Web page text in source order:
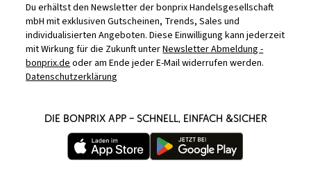
Du erhältst den Newsletter der bonprix Handelsgesellschaft
mbH mit exklusiven Gutscheinen, Trends, Sales und
individualisierten Angeboten. Diese Einwilligung kann jederzeit
mit Wirkung für die Zukunft unterNewsletter Abmeldung -
bonprix.deoder am Ende jeder E-Mail widerrufen werden.
Datenschutzerklärung
DIE BONPRIX APP – SCHNELL, EINFACH &SICHER